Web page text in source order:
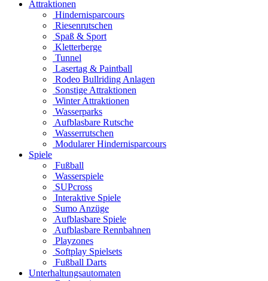
Attraktionen
Hindernisparcours
Riesenrutschen
Spaß & Sport
Kletterberge
Tunnel
Lasertag & Paintball
Rodeo Bullriding Anlagen
Sonstige Attraktionen
Winter Attraktionen
Wasserparks
Aufblasbare Rutsche
Wasserrutschen
Modularer Hindernisparcours
Spiele
Fußball
Wasserspiele
SUPcross
Interaktive Spiele
Sumo Anzüge
Aufblasbare Spiele
Aufblasbare Rennbahnen
Playzones
Softplay Spielsets
Fußball Darts
Unterhaltungsautomaten